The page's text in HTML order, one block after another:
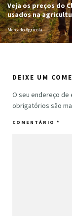
Veja os preços do
usados na
Mercado Agrícola
DEIXE UM
O seu endereço de
obrigatórios são
COMENTÁRIO *